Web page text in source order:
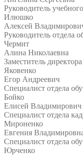
Руководитель
Илюшко
Алексей
Руководитель отдела
Чермит
Алина Николаевна
Заместитель директора
Яковенко
Егор Андреевич
Специалист отдела
Бойко
Елисей Владимирович
Специалист отдела
Мироненко
Евгения
Специалист отдела
Юрченко